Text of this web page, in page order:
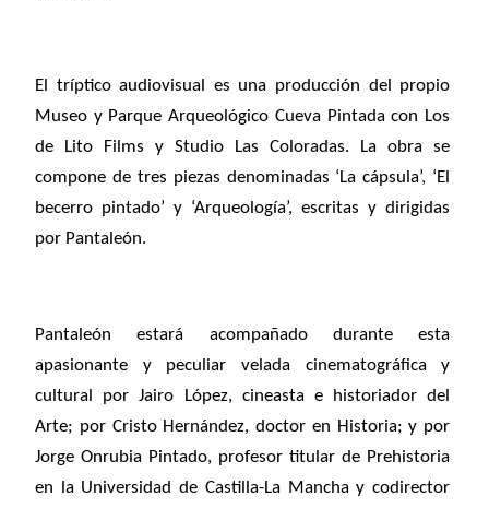
El tríptico audiovisual es una producción del propio
Museo y Parque Arqueológico Cueva Pintada con Los
de Lito Films y Studio Las Coloradas. La obra se
compone de tres piezas denominadas ‘La cápsula’, ‘El
becerro pintado’ y ‘Arqueología’, escritas y dirigidas
por Pantaleón.
Pantaleón estará acompañado durante esta
apasionante y peculiar velada cinematográfica y
cultural por Jairo López, cineasta e historiador del
Arte; por Cristo Hernández, doctor en Historia; y por
Jorge Onrubia Pintado, profesor titular de Prehistoria
en la Universidad de Castilla-La Mancha y codirector